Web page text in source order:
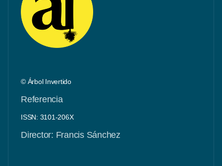
© Árbol Invertido
Referencia
ISSN: 3101-206X
Director: Francis Sánchez